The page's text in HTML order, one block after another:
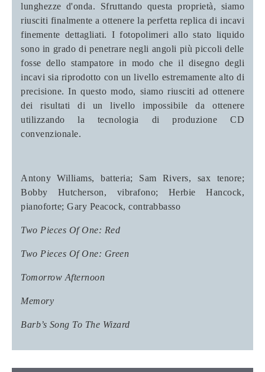
lunghezze d'onda. Sfruttando questa proprietà, siamo
riusciti finalmente a ottenere la perfetta replica di incavi
finemente dettagliati. I fotopolimeri allo stato liquido
sono in grado di penetrare negli angoli più piccoli delle
fosse dello stampatore in modo che il disegno degli
incavi sia riprodotto con un livello estremamente alto di
precisione. In questo modo, siamo riusciti ad ottenere
dei risultati di un livello impossibile da ottenere
utilizzando la tecnologia di produzione CD
convenzionale.
Antony Williams, batteria; Sam Rivers, sax tenore;
Bobby Hutcherson, vibrafono; Herbie Hancock,
pianoforte; Gary Peacock, contrabbasso
Two Pieces Of One: Red
Two Pieces Of One: Green
Tomorrow Afternoon
Memory
Barb’s Song To The Wizard